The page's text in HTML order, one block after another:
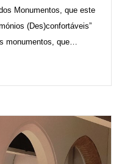
Monumentos, que este
(Des)confortáveis”
monumentos, que
Luca Argel, que